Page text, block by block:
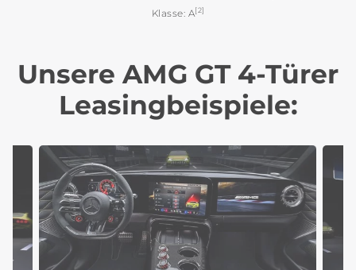
Klasse: A[2]
Unsere AMG GT 4-Türer
Leasingbeispiele: